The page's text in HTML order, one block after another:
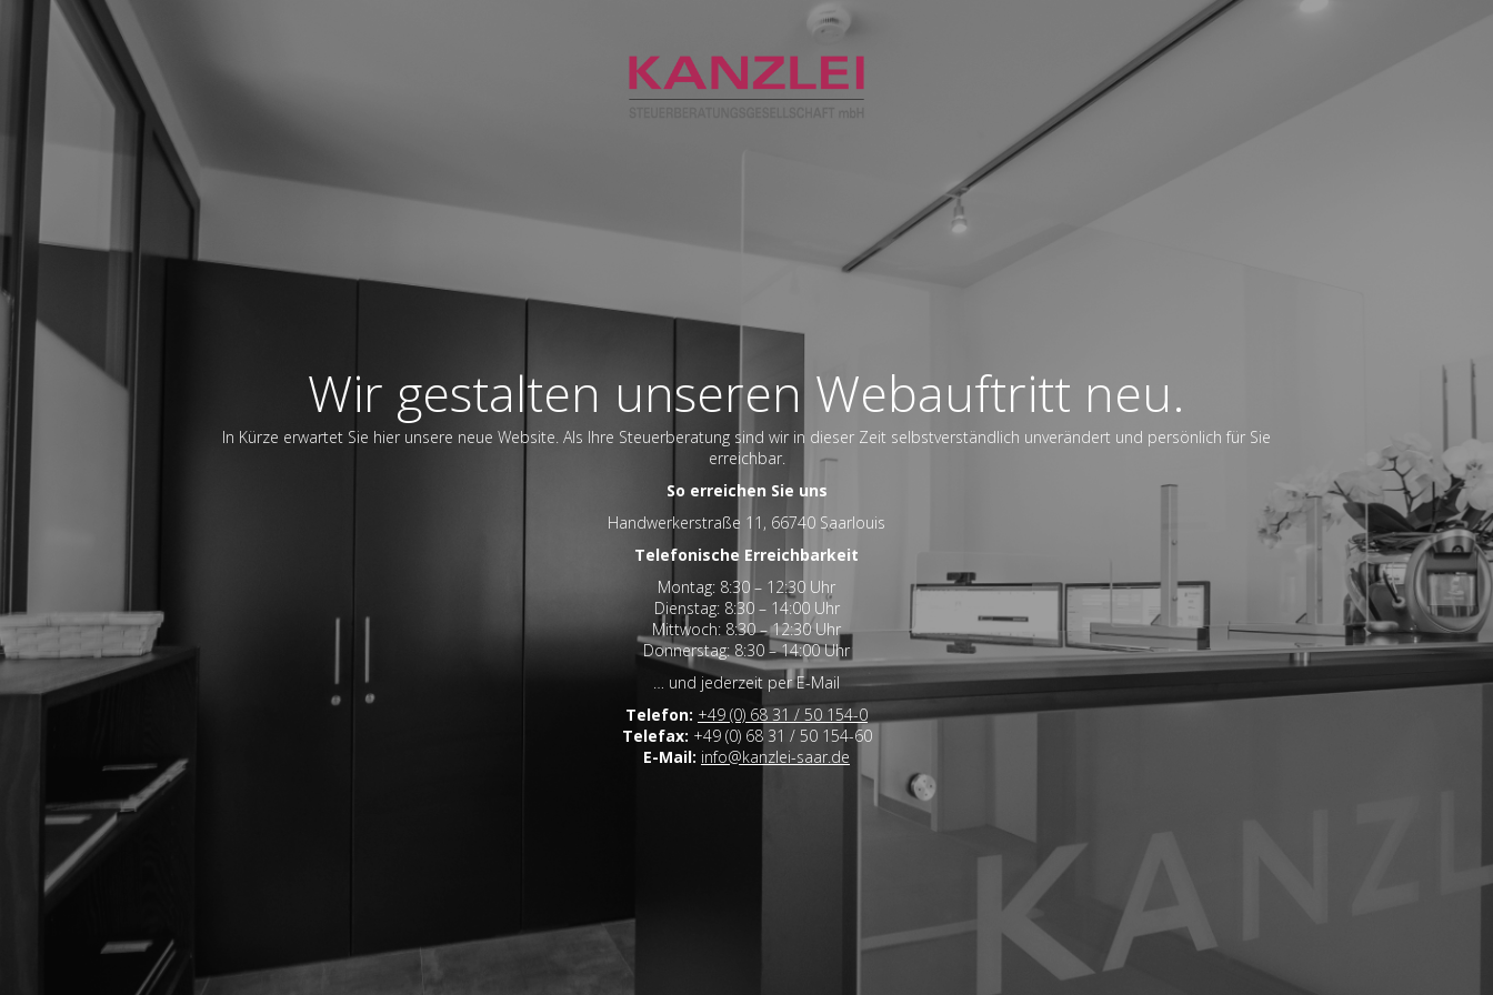
Wir gestalten unseren Webauftritt neu.
In Kürze erwartet Sie hier unsere neue Website. Als Ihre Steuerberatung sind wir in dieser Zeit selbstverständlich unverändert und persönlich für Sie
erreichbar.
So erreichen Sie uns
Handwerkerstraße 11, 66740 Saarlouis
Telefonische Erreichbarkeit
Montag: 8:30 – 12:30 Uhr
Dienstag: 8:30 – 14:00 Uhr
Mittwoch: 8:30 – 12:30 Uhr
Donnerstag: 8:30 – 14:00 Uhr
… und jederzeit per E-Mail
Telefon: +49 (0) 68 31 / 50 154-0
Telefax: +49 (0) 68 31 / 50 154-60
E-Mail: info@kanzlei-saar.de